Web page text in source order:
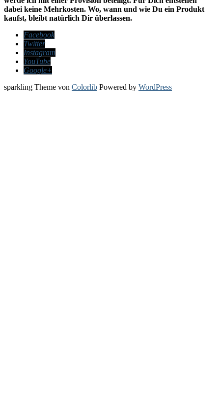
dabei keine Mehrkosten. Wo, wann und wie Du ein Produkt
kaufst, bleibt natürlich Dir überlassen.
Facebook
Twitter
Instagram
YouTube
Google+
sparkling Theme von Colorlib Powered by WordPress